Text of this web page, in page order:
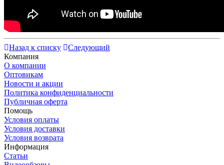
Назад к списку
Следующий
Компания
О компании
Оптовикам
Новости и акции
Политика конфиденциальности
Публичная оферта
Помощь
Условия оплаты
Условия доставки
Условия возврата
Информация
Статьи